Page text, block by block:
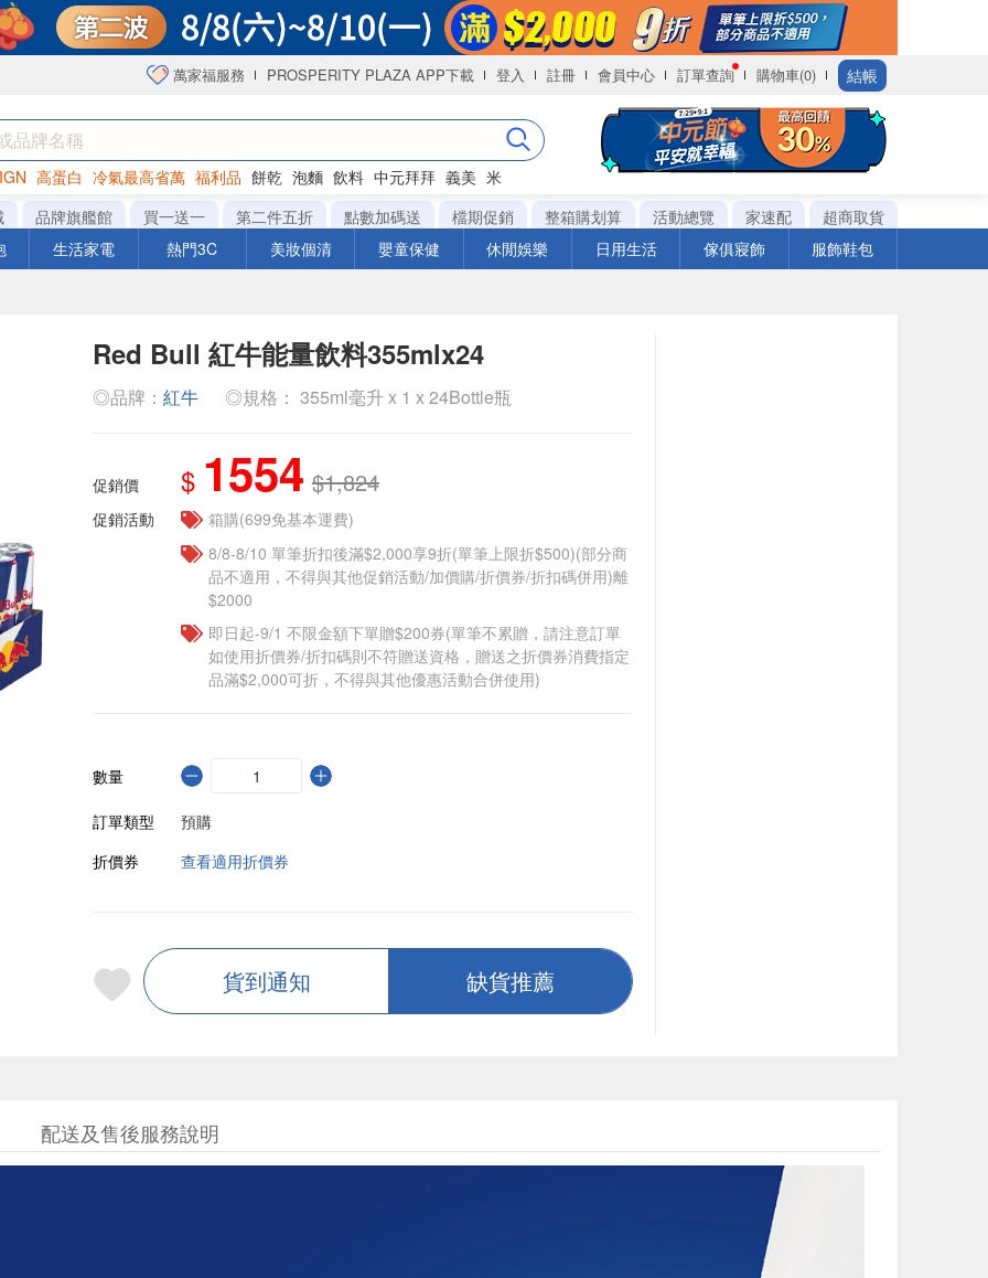
萬家福服務 PROSPERITY PLAZA APP下載 登入 註冊 會員中心 訂單查詢 購物車(0) 結帳
高蛋白 冷氣最高省萬 福利品 餅乾 泡麵 飲料 中元拜拜 義美 米
洋芋片
品牌旗艦館 買一送一 第二件五折 點數加碼送 檔期促銷 整箱購划算 活動總覽 家速配
超商取貨
生活家電 熱門3C 美妝個清 嬰童保健 休閒娛樂 日用生活 傢俱寢飾 服飾鞋包
Red Bull 紅牛能量飲料355mlx24
◎品牌： 紅牛 ◎規格： 355ml毫升 x 1 x 24Bottle瓶
促銷價 $ 1554 $1,824
促銷活動
箱購(699免基本運費)
8/8-8/10 單筆折扣後滿$2,000享9折(單筆上限折$500)(部分商
品不適用，不得與其他促銷活動/加價購/折價券/折扣碼併用)離
$2000
即日起-9/1 不限金額下單贈$200券(單筆不累贈，請注意訂單
如使用折價券/折扣碼則不符贈送資格，贈送之折價券消費指定
品滿$2,000可折，不得與其他優惠活動合併使用)
數量
訂單類型
預購
折價券
查看適用折價券
貨到通知 缺貨推薦
配送及售後服務說明